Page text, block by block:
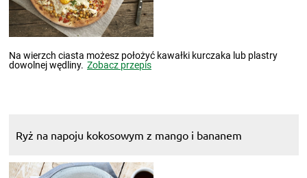
Na wierzch ciasta możesz położyć kawałki kurczaka lub plastry
dowolnej wędliny. Zobacz przepis
Ryż na napoju kokosowym z mango i bananem